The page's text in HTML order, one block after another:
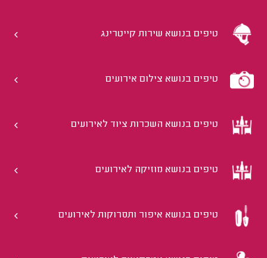
טיפים בנושא שירות קייטרינג
טיפים בנושא צילום אירועים
טיפים בנושא השכרות ציוד לאירועים
טיפים בנושא מוזיקה לאירועים
טיפים בנושא איפור ותסרוקות לאירועים